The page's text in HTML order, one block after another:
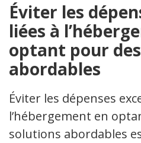
Éviter les
liées à
optant pour
abordables
Éviter les dépenses
l’hébergement en
solutions abordables